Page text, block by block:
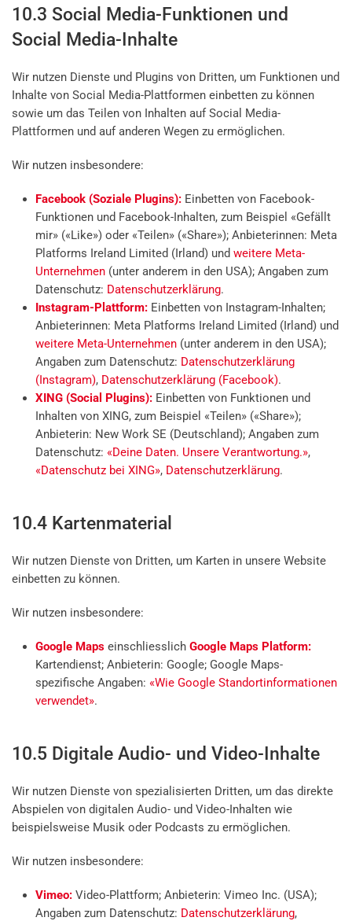
10.3 Social Media-Funktionen und
Social Media-Inhalte
Wir nutzen Dienste und Plugins von Dritten, um Funktionen und
Inhalte von Social Media-Plattformen einbetten zu können
sowie um das Teilen von Inhalten auf Social Media-
Plattformen und auf anderen Wegen zu ermöglichen.
Wir nutzen insbesondere:
Facebook (Soziale Plugins): Einbetten von Facebook-
Funktionen und Facebook-Inhalten, zum Beispiel «Gefällt
mir» («Like») oder «Teilen» («Share»); Anbieterinnen: Meta
Platforms Ireland Limited (Irland) und weitere Meta-
Unternehmen (unter anderem in den USA); Angaben zum
Datenschutz: Datenschutzerklärung.
Instagram-Plattform: Einbetten von Instagram-Inhalten;
Anbieterinnen: Meta Platforms Ireland Limited (Irland) und
weitere Meta-Unternehmen (unter anderem in den USA);
Angaben zum Datenschutz: Datenschutzerklärung
(Instagram), Datenschutzerklärung (Facebook).
XING (Social Plugins): Einbetten von Funktionen und
Inhalten von XING, zum Beispiel «Teilen» («Share»);
Anbieterin: New Work SE (Deutschland); Angaben zum
Datenschutz: «Deine Daten. Unsere Verantwortung.»,
«Datenschutz bei XING», Datenschutzerklärung.
10.4 Kartenmaterial
Wir nutzen Dienste von Dritten, um Karten in unsere Website
einbetten zu können.
Wir nutzen insbesondere:
Google Maps einschliesslich Google Maps Platform:
Kartendienst; Anbieterin: Google; Google Maps-
spezifische Angaben: «Wie Google Standortinformationen
verwendet».
10.5 Digitale Audio- und Video-Inhalte
Wir nutzen Dienste von spezialisierten Dritten, um das direkte
Abspielen von digitalen Audio- und Video-Inhalten wie
beispielsweise Musik oder Podcasts zu ermöglichen.
Wir nutzen insbesondere:
Vimeo: Video-Plattform; Anbieterin: Vimeo Inc. (USA);
Angaben zum Datenschutz: Datenschutzerklärung,